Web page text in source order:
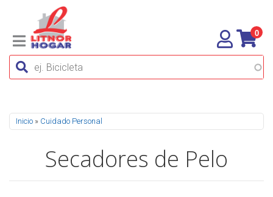
0
Se encuentra usted aquí
Inicio » Cuidado Personal
Secadores de Pelo